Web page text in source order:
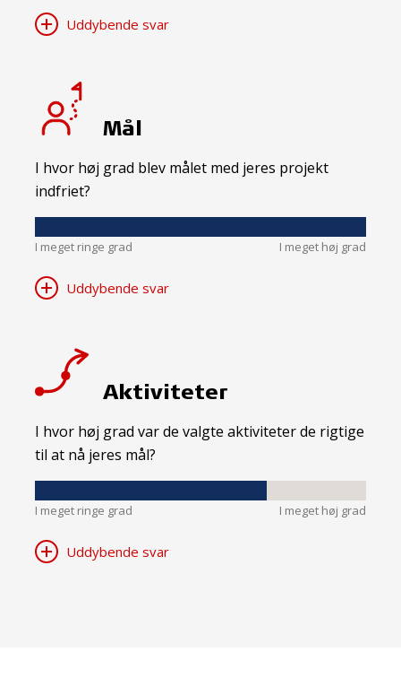
Uddybende svar
Mål
I hvor høj grad blev målet med jeres projekt
indfriet?
I meget ringe grad I meget høj grad
Uddybende svar
Aktiviteter
I hvor høj grad var de valgte aktiviteter de rigtige
til at nå jeres mål?
I meget ringe grad I meget høj grad
Uddybende svar